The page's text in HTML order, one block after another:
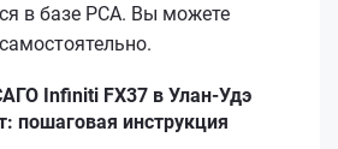
в базе РСА. Вы можете
Infiniti FX37 в Улан-Удэ
пошаговая инструкция